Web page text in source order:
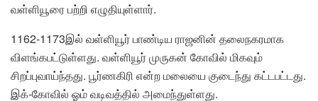
வள்ளியூரை பற்றி எழுதியுள்ளார்.
1162-1173இல் வள்ளியூர் பாண்டிய ராஜனின் தலைநகரமாக
விளங்கபட்டுள்ளது. வள்ளியூர் முருகன் கோவில் மிகவும்
சிறப்புவாய்ந்தது. பூர்ணகிரி என்ற மலையை குடைந்து கட்டபட்டது.
இக்-கோவில் ஓம் வடிவத்தில் அமைந்துள்ளது.